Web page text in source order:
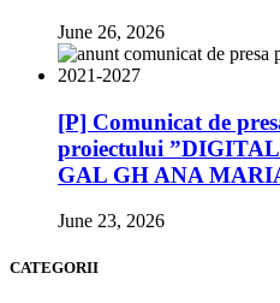
June 26, 2026
[P] Comunicat de
proiectului
GAL GH ANA
June 23, 2026
CATEGORII